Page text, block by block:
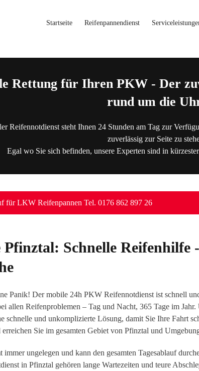
Startseite Reifenpannendienst
Rettung für Ihren PKW - Der
rund um die
Reifennotdienst steht Ihnen 24 Stunden am Tag zur
zuverlässig zur Seite zu
Egal wo Sie sich befinden, unsere Experten sind in
für LKW Reifenpannen Tel. 0176 862 897 26
Schnelle Reifenhilfe
Panik! Der mobile 24h PKW Reifennotdienst ist schnell
allen Reifenproblemen – Tag und Nacht, 365 Tage im Jahr.
schnelle und unkomplizierte Lösung, damit Sie Ihre Fahrt
Sie im gesamten Gebiet von Pfinztal und
ungelegen und kann den gesamten Tagesablauf
in Pfinztal gehören lange Wartezeiten und teure